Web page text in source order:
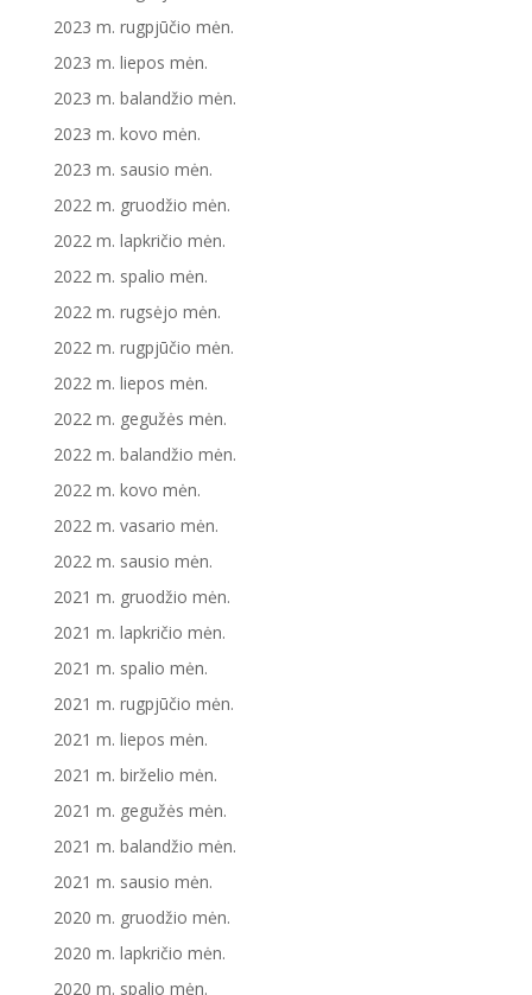
2023 m. rugpjūčio mėn.
2023 m. liepos mėn.
2023 m. balandžio mėn.
2023 m. kovo mėn.
2023 m. sausio mėn.
2022 m. gruodžio mėn.
2022 m. lapkričio mėn.
2022 m. spalio mėn.
2022 m. rugsėjo mėn.
2022 m. rugpjūčio mėn.
2022 m. liepos mėn.
2022 m. gegužės mėn.
2022 m. balandžio mėn.
2022 m. kovo mėn.
2022 m. vasario mėn.
2022 m. sausio mėn.
2021 m. gruodžio mėn.
2021 m. lapkričio mėn.
2021 m. spalio mėn.
2021 m. rugpjūčio mėn.
2021 m. liepos mėn.
2021 m. birželio mėn.
2021 m. gegužės mėn.
2021 m. balandžio mėn.
2021 m. sausio mėn.
2020 m. gruodžio mėn.
2020 m. lapkričio mėn.
2020 m. spalio mėn.